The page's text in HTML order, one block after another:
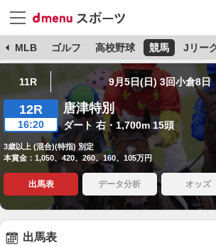
MLB ゴルフ 高校野球 競馬 Jリー
11R 9月5日(日) 3回小倉8日
12R
16:20
唐津特別
ダート 右・1,700m 15頭
3歳以上 (混合)(特指) 別定
本賞金：1,050、420、260、160、105万円
出馬表 データ分析 オッズ
出馬表